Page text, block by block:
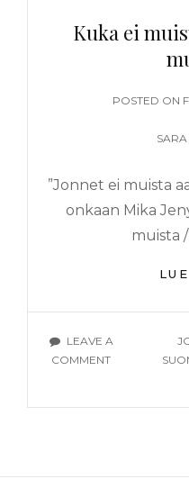
Kuka ei
POSTED ON
”Jonnet ei muista
onkaan Mika
muista
LEAVE A
COMMENTON